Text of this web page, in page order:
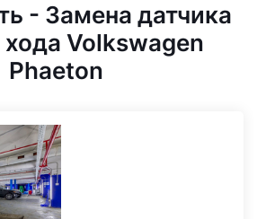
- Замена датчика
хода Volkswagen
Phaeton